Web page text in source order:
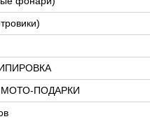
ПОДАРКИ